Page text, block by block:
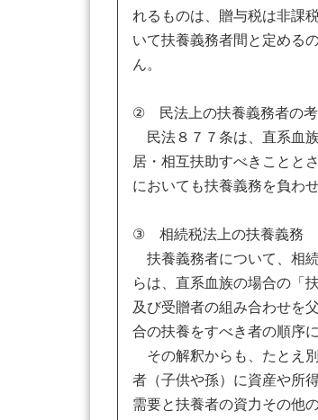
れるものは、贈与税は非課
いて扶養義務者間と定める
ん。
② 民法上の扶養義務者の
民法８７７条は、直系血
居・相互扶助すべきことと
においても扶養義務を負わ
③ 相続税法上の扶養義務
扶養義務者について、相
らは、直系血族の場合の「
及び受贈者の組み合わせを
合の扶養をすべき者の順序
その解釈からも、たとえ
者（子供や孫）に資産や所
需要と扶養者の資力その他